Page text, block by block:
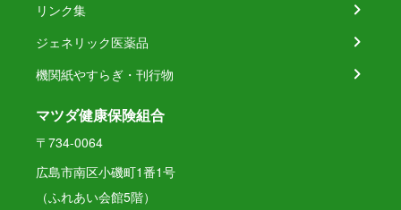
リンク集
ジェネリック医薬品
機関紙やすらぎ・刊行物
マツダ健康保険組合
〒734-0064
広島市南区小磯町1番1号
（ふれあい会館5階）